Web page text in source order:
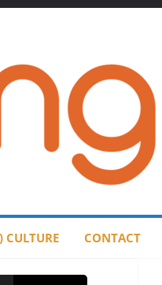
CULTURE CONTACT